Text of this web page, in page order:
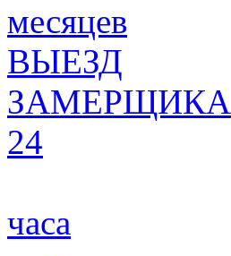
месяцев
ВЫЕЗД
ЗАМЕРЩИКА
24
часа